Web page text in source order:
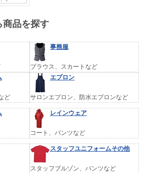
商品を探す
事務服
ブラウス、スカートなど
ど
エプロン
サロンエプロン、防水エプロンなど
レインウェア
コート、パンツなど
スタッフユニフォームその他
スタッフブルゾン、パンツなど